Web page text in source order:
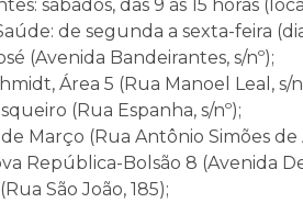
sábados, das 9 às 15 horas
de segunda a sexta-feira
(Avenida Bandeirantes, s/nº);
Área 5 (Rua Manoel Leal, s/
(Rua Espanha, s/nº);
Março (Rua Antônio Simões de
República-Bolsão 8 (Avenida
São João, 185);